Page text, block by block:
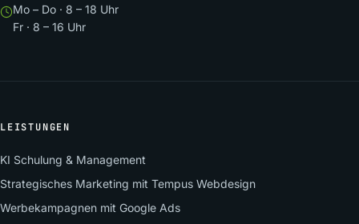
Mo – Do · 8 – 18 Uhr
Fr · 8 – 16 Uhr
LEISTUNGEN
KI Schulung & Management
Strategisches Marketing mit Tempus Webdesign
Werbekampagnen mit Google Ads